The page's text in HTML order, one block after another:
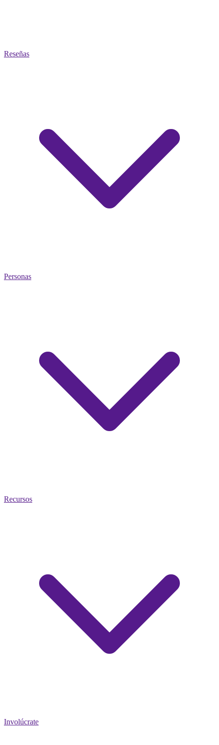
Reseñas
Personas
Recursos
Involúcrate